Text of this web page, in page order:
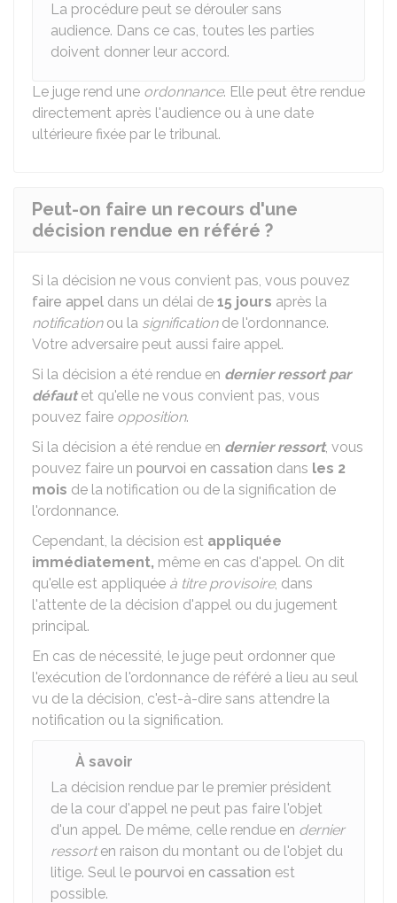
La procédure peut se dérouler sans
audience. Dans ce cas, toutes les parties
doivent donner leur accord.
Le juge rend une ordonnance. Elle peut être rendue
directement après l'audience ou à une date
ultérieure fixée par le tribunal.
Peut-on faire un recours d'une
décision rendue en référé ?
Si la décision ne vous convient pas, vous pouvez
faire appel dans un délai de 15 jours après la
notificationou la significationde l'ordonnance.
Votre adversaire peut aussi faire appel.
Si la décision a été rendue en dernier ressort par
défautet qu'elle ne vous convient pas, vous
pouvez faire opposition.
Si la décision a été rendue en dernier ressort, vous
pouvez faire un pourvoi en cassation dans les 2
mois de la notification ou de la signification de
l'ordonnance.
Cependant, la décision est appliquée
immédiatement, même en cas d'appel. On dit
qu'elle est appliquée à titre provisoire, dans
l'attente de la décision d'appel ou du jugement
principal.
En cas de nécessité, le juge peut ordonner que
l'exécution de l'ordonnance de référé a lieu au seul
vu de la décision, c'est-à-dire sans attendre la
notification ou la signification.
À savoir
La décision rendue par le premier président
de la cour d'appel ne peut pas faire l'objet
d'un appel. De même, celle rendue en dernier
ressorten raison du montant ou de l'objet du
litige. Seul le pourvoi en cassation est
possible.